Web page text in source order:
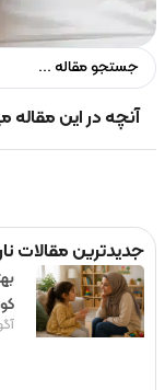
آنچه در این مقاله
جدیدترین مقالات